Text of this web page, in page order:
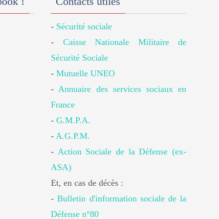
- Sécurité sociale
- Caisse Nationale Militaire de
Sécurité Sociale
-Mutuelle UNEO
-Annuaire des services sociaux en
France
-G.M.P.A.
-A.G.P.M.
- Action Sociale de la Défense (ex-
ASA)
Et, en cas de décès :
-Bulletin d'information sociale de la
Défense n°80